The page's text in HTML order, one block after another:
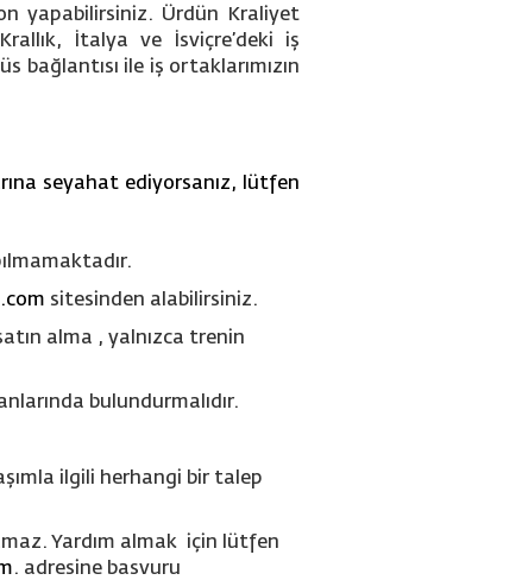
yapabilirsiniz. Ürdün Kraliyet
İtalya ve İsviçre’deki iş
bağlantısı ile iş ortaklarımızın
seyahat ediyorsanız, lütfen
sitesinden alabilirsiniz.
alma , yalnızca trenin
bulundurmalıdır.
ilgili herhangi bir talep
Yardım almak için lütfen
. adresine basvuru